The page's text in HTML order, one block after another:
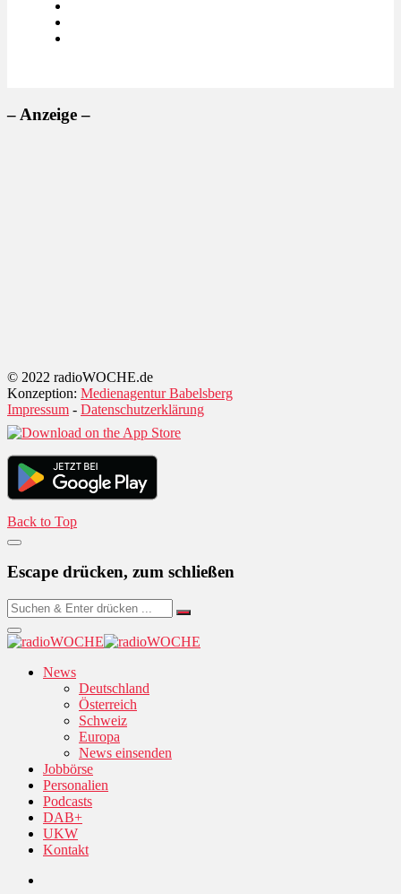
– Anzeige –
© 2022 radioWOCHE.de
Konzeption: Medienagentur Babelsberg
Impressum - Datenschutzerklärung
Back to Top
Escape drücken, zum schließen
News
Deutschland
Österreich
Schweiz
Europa
News einsenden
Jobbörse
Personalien
Podcasts
DAB+
UKW
Kontakt